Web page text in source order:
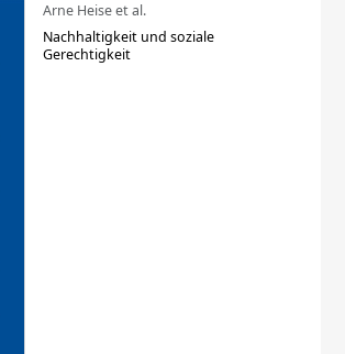
Arne Heise et al.
Nachhaltigkeit und soziale
Gerechtigkeit